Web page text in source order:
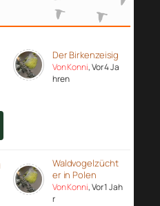
Der Birkenzeisig
Von Konni, Vor 4 Ja
hren
Waldvogelzücht
er in Polen
Von Konni, Vor 1 Jah
r